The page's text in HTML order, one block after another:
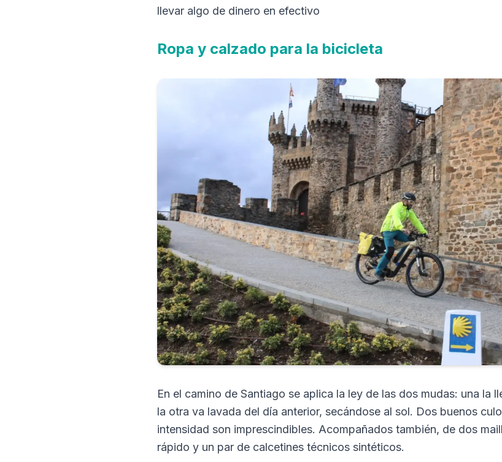
llevar algo de dinero en efectivo
Ropa y calzado para la bicicleta
En el camino de Santiago se aplica la ley de las dos mudas: una la
la otra va lavada del día anterior, secándose al sol. Dos buenos
intensidad son imprescindibles. Acompañados también, de dos
rápido y un par de calcetines técnicos sintéticos.